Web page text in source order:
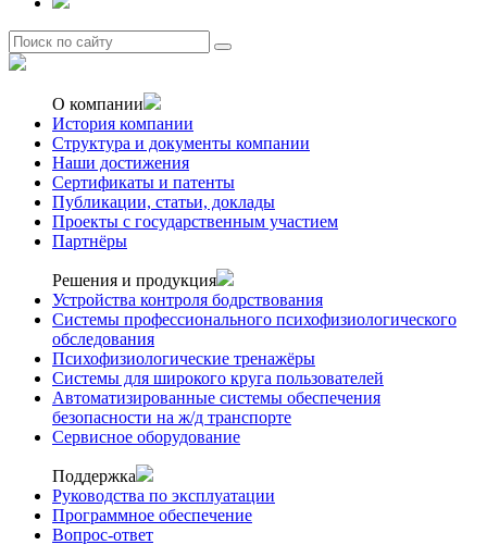
О компании
История компании
Структура и документы компании
Наши достижения
Сертификаты и патенты
Публикации, статьи, доклады
Проекты с государственным участием
Партнёры
Решения и продукция
Устройства контроля бодрствования
Системы профессионального психофизиологического
обследования
Психофизиологические тренажёры
Системы для широкого круга пользователей
Автоматизированные системы обеспечения
безопасности на ж/д транспорте
Сервисное оборудование
Поддержка
Руководства по эксплуатации
Программное обеспечение
Вопрос-ответ